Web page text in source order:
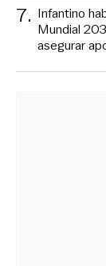
7. Infantino
Mundial
asegurar